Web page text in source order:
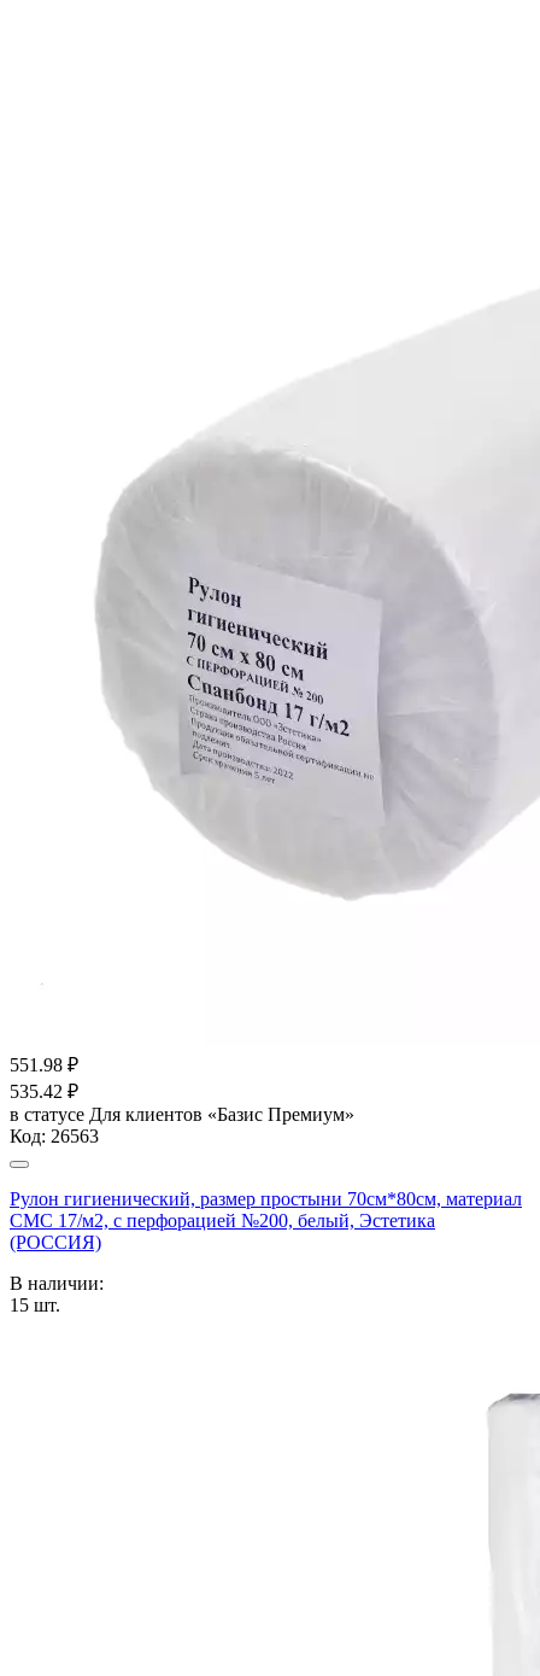
551.98 ₽
535.42 ₽
в статусе Для клиентов «Базис Премиум»
Код: 26563
Рулон гигиенический, размер простыни 70см*80см, материал
СМС 17/м2, с перфорацией №200, белый, Эстетика
(РОССИЯ)
В наличии:
15 шт.